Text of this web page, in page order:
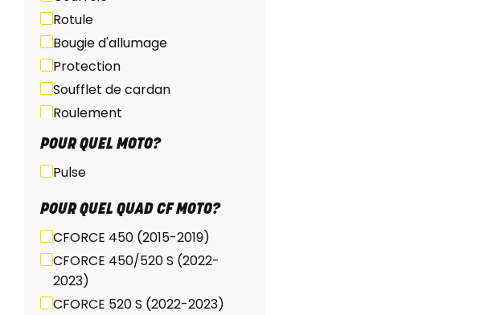
Rotule
Bougie d'allumage
Protection
Soufflet de cardan
Roulement
POUR QUEL MOTO?
Pulse
POUR QUEL QUAD CF MOTO?
CFORCE 450 (2015-2019)
CFORCE 450/520 S (2022-
2023)
CFORCE 520 S (2022-2023)